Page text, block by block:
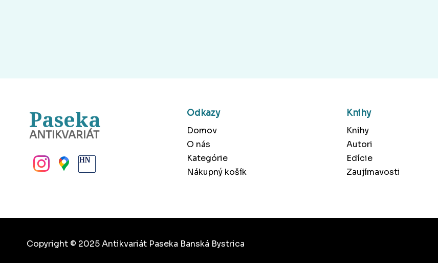
Paseka
ANTIKVARIÁT
Odkazy
Domov
O nás
Kategórie
Nákupný košík
Knihy
Knihy
Autori
Edície
Zaujímavosti
Copyright © 2025 Antikvariát Paseka Banská Bystrica